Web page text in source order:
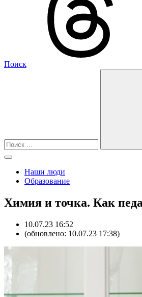
Поиск
Наши люди
Образование
Химия и точка. Как
10.07.23 16:52
(обновлено: 10.07.23 17:38)